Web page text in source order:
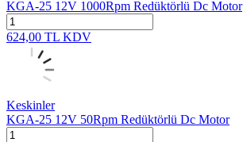
KGA-25 12V 1000Rpm Redüktörlü Dc Motor
624,00 TL KDV
Keskinler
KGA-25 12V 50Rpm Redüktörlü Dc Motor